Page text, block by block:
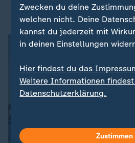
Poul Biermann, Schülerpraktikant
Zwecken du deine
welchen nicht. Deine
kannst du jederzeit mit
in deinen Einstellungen
Hier findest du das
Weitere Informationen
Datenschutzerklärung.
Zustimmen